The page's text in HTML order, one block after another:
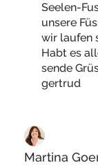
Seelen-
unsere
wir laufen
Habt es
sende
gertrud
Martina